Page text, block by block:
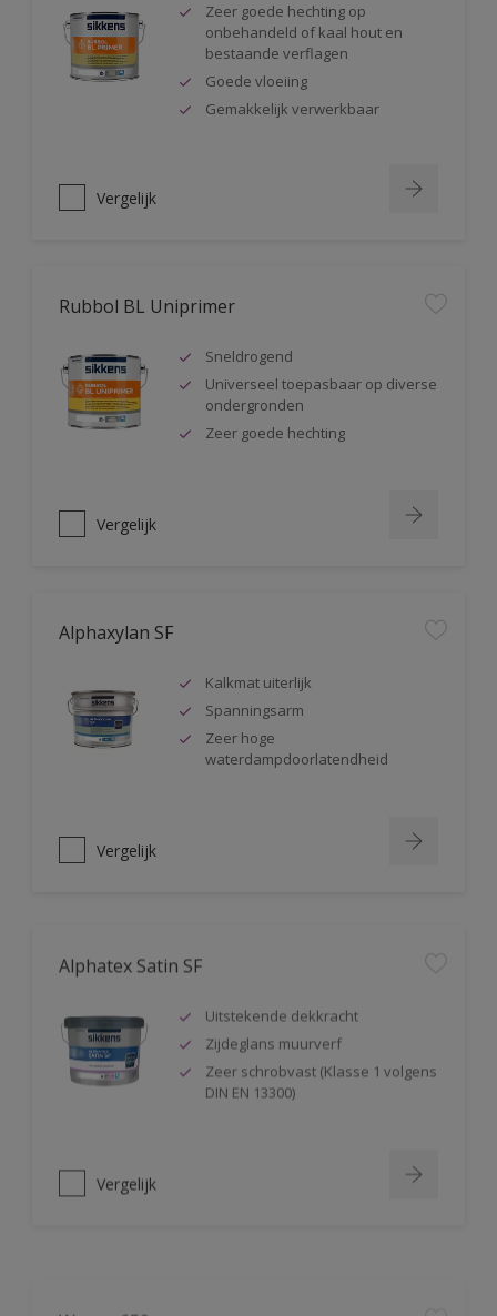
Zeer goede hechting op
onbehandeld of kaal hout en
bestaande verflagen
Goede vloeiing
Gemakkelijk verwerkbaar
Vergelijk
Rubbol BL Uniprimer
Sneldrogend
Universeel toepasbaar op diverse
ondergronden
Zeer goede hechting
Vergelijk
Alphaxylan SF
Kalkmat uiterlijk
Spanningsarm
Zeer hoge
waterdampdoorlatendheid
Vergelijk
Alphatex Satin SF
Uitstekende dekkracht
Zijdeglans muurverf
Zeer schrobvast (Klasse 1 volgens
DIN EN 13300)
Vergelijk